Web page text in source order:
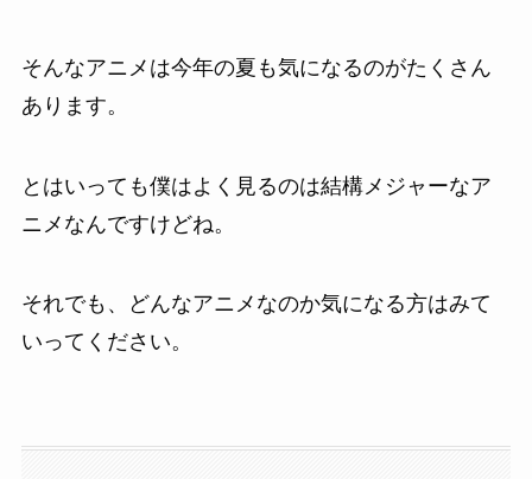
そんなアニメは今年の夏も気になるのがたくさん
あります。
とはいっても僕はよく見るのは結構メジャーなア
ニメなんですけどね。
それでも、どんなアニメなのか気になる方はみて
いってください。